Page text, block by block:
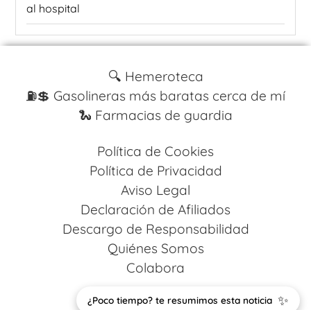
¿Poco tiempo? te resumimos esta noticia ✨
al hospital
🔍 Hemeroteca
⛽️💲 Gasolineras más baratas cerca de mí
🐍 Farmacias de guardia
Política de Cookies
Política de Privacidad
Aviso Legal
Declaración de Afiliados
Descargo de Responsabilidad
Quiénes Somos
Colabora
Design byCodestack Solutions